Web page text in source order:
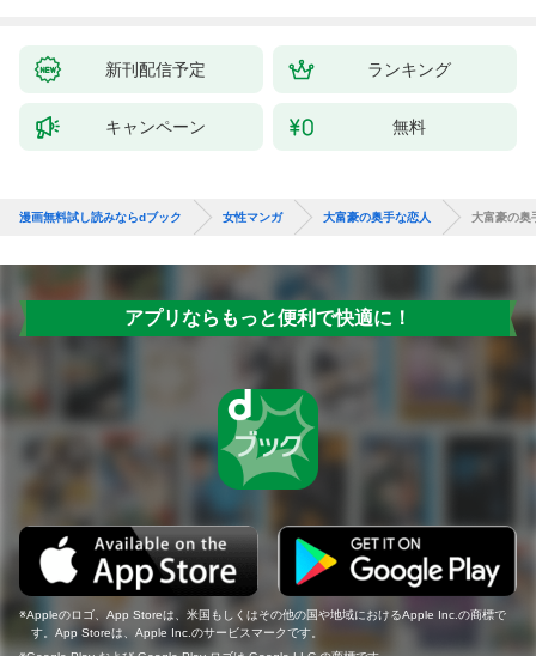
新刊配信予定 ランキング
キャンペーン 無料
漫画無料試し読みならdブック 女性マンガ 大富豪の奥手な恋人 大富豪の奥
アプリならもっと便利で快適に！
Appleのロゴ、App Storeは、米国もしくはその他の国や地域におけるApple Inc.の商標で
す。App Storeは、Apple Inc.のサービスマークです。